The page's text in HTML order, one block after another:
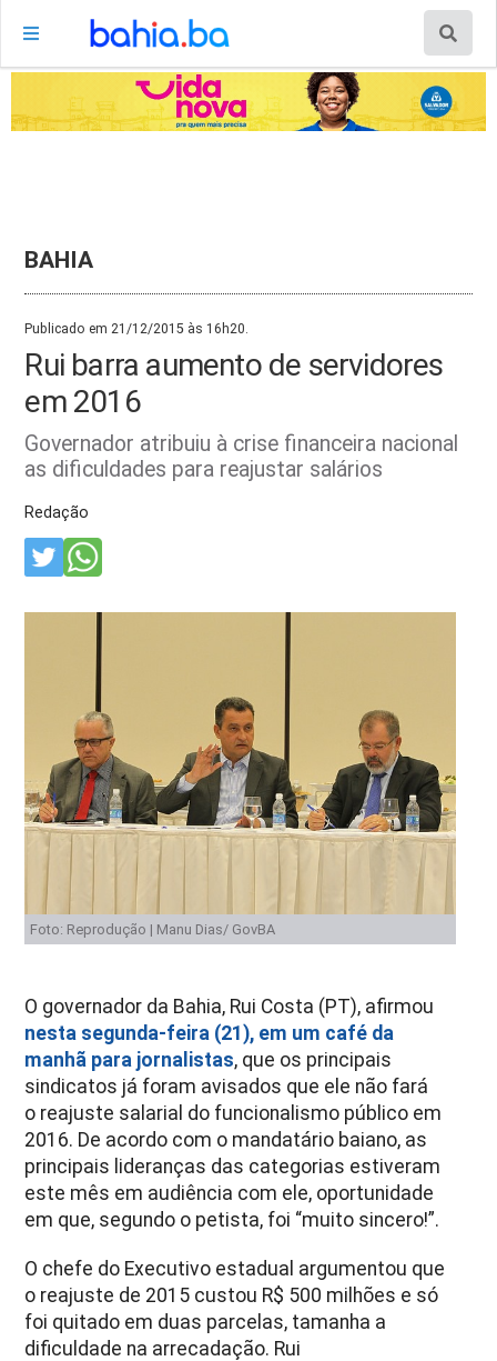
BAHIA
Publicado em 21/12/2015 às 16h20.
Rui barra aumento de servidores
em 2016
Governador atribuiu à crise financeira nacional
as dificuldades para reajustar salários
Redação
Foto: Reprodução | Manu Dias/ GovBA
O governador da Bahia, Rui Costa (PT), afirmou
nesta segunda-feira (21), em um café da
manhã para jornalistas, que os principais
sindicatos já foram avisados que ele não fará
o reajuste salarial do funcionalismo público em
2016. De acordo com o mandatário baiano, as
principais lideranças das categorias estiveram
este mês em audiência com ele, oportunidade
em que, segundo o petista, foi “muito sincero!”.
O chefe do Executivo estadual argumentou que
o reajuste de 2015 custou R$ 500 milhões e só
foi quitado em duas parcelas, tamanha a
dificuldade na arrecadação. Rui